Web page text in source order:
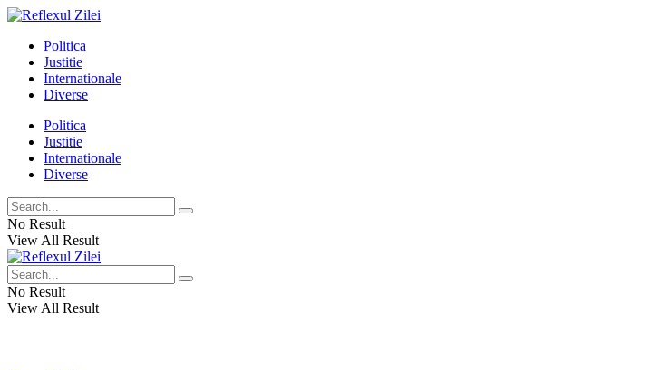
Politica
Justitie
Internationale
Diverse
Politica
Justitie
Internationale
Diverse
No Result
View All Result
No Result
View All Result